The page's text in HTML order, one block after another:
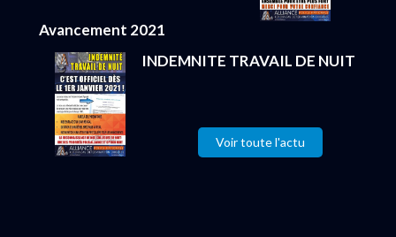
Avancement 2021
INDEMNITE TRAVAIL DE NUIT
Voir toute l'actu